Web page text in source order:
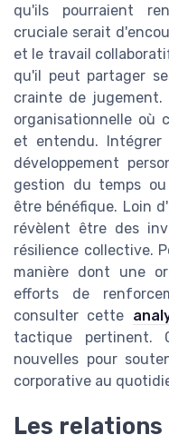
qu'ils pourraient
cruciale serait
et le travail
qu'il peut partager
crainte de jugement.
organisationnelle où
et entendu.
développement
gestion du temps
être bénéfique. Loin
révèlent être des
résilience collective.
manière dont une
efforts de
consulter cette
tactique pertinent.
nouvelles pour
corporative au
Les